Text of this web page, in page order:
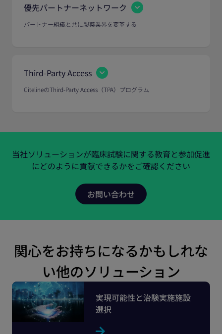
優先パートナーネットワーク
パートナー組織と共に製薬業界を変革する
Third-Party Access
CitelineのThird-Party Access（TPA）プログラム
当社ソリューションが臨床試験に関する教育と参加促進
にどのように貢献できるかをご確認ください
関心をお持ちになるかもしれな
い他のソリューション
実現可能性と治験実施施設
選択